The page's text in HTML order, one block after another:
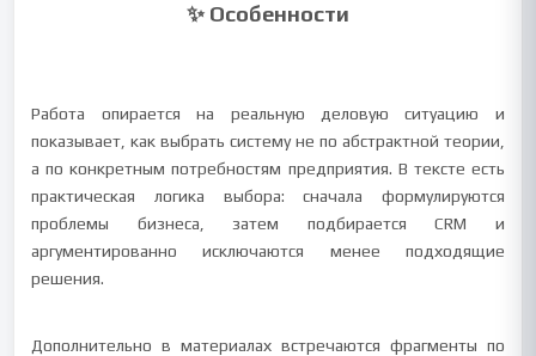
✨ Особенности
Работа опирается на реальную деловую ситуацию и
показывает, как выбрать систему не по абстрактной теории,
а по конкретным потребностям предприятия. В тексте есть
практическая логика выбора: сначала формулируются
проблемы бизнеса, затем подбирается CRM и
аргументированно исключаются менее подходящие
решения.
Дополнительно в материалах встречаются фрагменты по